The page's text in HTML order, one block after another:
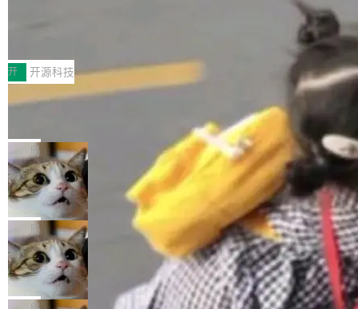
常维护操作，并完整支持 Iceberg V3 格式。
村国家自主创新示范区会议中心开幕。本届大会
由中关村智联软件服务业质量创新联盟主办，以
“智构可信·质创未来——AI原生时代的质量新范
式”为主题，直面AI从实验室走向规模化产业落地
的核心质量命题。会上，《2026智能研发生产力
工具选型手册》发布，Testin云测的Testin XAge
nt智能测试系统入选AI测试领域代表产品。对CI
O而言，这提示了一个转变：AI测试正在从效率
工具升级为企业的质量基础设施。 CIO面对的新
现实 过去两年，CIO们的焦虑清单上多了两项：
一是如何让大模型和智能体应用安全地从PoC走
向生产，二是如何让测试团队跟得上AI应用...
开 开源科技
让非法状态不可表示：一篇关于 ADT
有一种东西，一旦用过就回不去了。Alex Fedos
eev 管它叫"软件设计的基石"。 他说的东西不新
鲜——代数数据类型（ADT），尤其是和类型
（sum type）。但他说清楚了一件事：这不是类
型系统的学术体操，是日常编码的思维方式。 文
章从一个简单的例子切入。一个网站的深色主题
设置，如果用布尔值 + 可空字段来表示——bool
ean 表示是否可切换，nullable 的默认模式、浅
色方案、深色方案——会产生大量无意义的组
合。方案缺了、配置冲突了、全 null 了。要知道
局
Cloudflare 开源内部企业 AI 平台 Clou
dflare OS
Cloudflare 发布了一个开源项目 Cloudflare O
S。如果你只看官方博客，你会觉得这是又一
个"AI 知识库 + 聊天机器人"——每个大厂都在
做，没什么新鲜的。 但 Kenton Varda 在 Twitte
r 上把事情说清楚了： 今天我们发布了 Cloudfla
re OS，一个带连接器的聊天机器人，跟其他所
局
Deno 团队开源 Celld，可自托管的分
布式 Durable Objects
Ryan Dahl 领导的 Deno 团队推出了最新开源项
目 Celld，一个能在自己机器上运行 Cloudflare